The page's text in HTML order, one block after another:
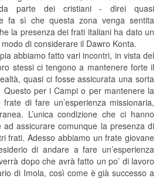
parte dei cristiani - direi quasi
fa sì che questa zona venga sentita
la presenza dei frati italiani ha dato un
di considerare il Dawro Konta.
abbiamo fatto vari incontri, in vista del
stessi ci tengono a mantenere forte il
quasi ci fosse assicurata una sorta
Questo per i Campi o per mantenere la
di fare un’esperienza missionaria,
L’unica condizione che ci hanno
assicurare comunque la presenza di
frati. Adesso abbiamo un frate giovane
di andare a fare un’esperienza
dopo che avrà fatto un po’ di lavoro
di Imola, così come è già successo a